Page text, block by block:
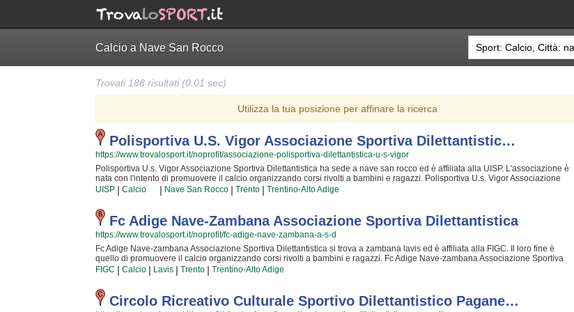
Calcio a Nave San Rocco
Trovati 188 risultati (0.01 sec)
Utilizza la tua posizione per affinare la ricerca
Polisportiva U.s. Vigor Associazione Sportiva Dilettantistic…
https://www.trovalosport.it/noprofit/associazione-polisportiva-dilettantistica-u-s-vigor
Polisportiva U.s. Vigor Associazione Sportiva Dilettantistica ha sede a nave san rocco ed è affiliata alla UISP. L'associazione è
nata con l'intento di promuovere il calcio organizzando corsi rivolti a bambini e ragazzi. Polisportiva U.s. Vigor Associazione
Sportiva Dilettantistica è radicata nella comunità di nave san rocco ha educato generazioni di atleti, accompagnandoli in tutto il
percorso di crescita e di maturazione tipico degli sport di squadra. I loro istruttori di calcio sono tra i più esperti e qualificati della
zona e sono sicuramente i più adatti a sviluppare il talento dei bambini che iniziano a giocare e dei ragazzi che vogliono
raggiungere livelli di eccellenza. Per questo motivo Polisportiva U.s. Vigor Associazione Sportiva Dilettantistica sarà felice di
accogliere anche tuo figlio nell'associazione, perché possa raggiungere il successo che merita in un ambiente amichevole e
con un sacco di nuovi amici. Gli allenamenti si svolgono al campo a {city} e seguono l'andamento del calendario scolastico
mentre le partite, comprese quelle della prima squadra, si tengono generalmente nel fine settimana. Se vuoi iscriverti o
semplicemente scoprire di più sui loro corsi puoi andare al campo o scrivere un messaggio cliccando sul bottone "Contattaci"
presente nella pagina.
UISP | Calcio | Nave San Rocco | Trento | Trentino-Alto Adige
Fc Adige Nave-Zambana Associazione Sportiva Dilettantistica
https://www.trovalosport.it/noprofit/fc-adige-nave-zambana-a-s-d
Fc Adige Nave-zambana Associazione Sportiva Dilettantistica si trova a zambana lavis ed è affiliata alla FIGC. Il loro fine è
quello di promuovere il calcio organizzando corsi rivolti a bambini e ragazzi. Fc Adige Nave-zambana Associazione Sportiva
Dilettantistica è radicata nella comunità di zambana lavis ha educato generazioni di atleti, accompagnandoli in tutto il percorso
di crescita e di maturazione tipico degli sport di squadra. I loro istruttori di calcio sono tra i più esperti e qualificati della zona e
sono sicuramente i più adatti a sviluppare il talento dei bambini che iniziano a giocare e dei ragazzi che vogliono raggiungere
livelli di eccellenza. Per questo motivo Fc Adige Nave-zambana Associazione Sportiva Dilettantistica sarà contenta di accogliere
anche tuo figlio all'interno dell'associazione, perché possa raggiungere il successo che merita in un ambiente amichevole e con
FIGC | Calcio | Lavis | Trento | Trentino-Alto Adige
Circolo Ricreativo Culturale Sportivo Dilettantistico Pagane…